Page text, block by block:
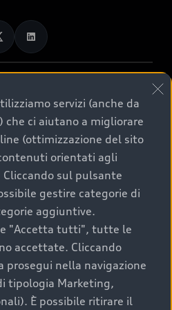
servizi (anche da
ci aiutano a migliorare
(ottimizzazione del sito
orientati agli
sul pulsante
gestire categorie di
aggiuntive.
"Accetta tutti", tutte le
accettate. Cliccando
prosegui nella navigazione
tipologia Marketing,
È possibile ritirare il
sulle garanzie
Termini di utilizzo
Cookie Policy
noi
Credits
Whistleblower System
Digital Giveaway
dei Prodotti
Data Act
informazioni
veicoli illustrati. Invitiamo
sempre ad Aziende della